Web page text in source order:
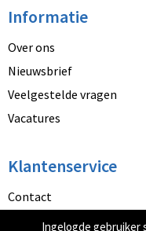
Informatie
Over ons
Nieuwsbrief
Veelgestelde vragen
Vacatures
Klantenservice
Contact
Betaalmethoden
Ingelogde gebruiker